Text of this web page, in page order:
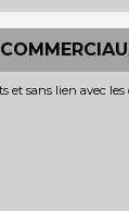
sans lien avec